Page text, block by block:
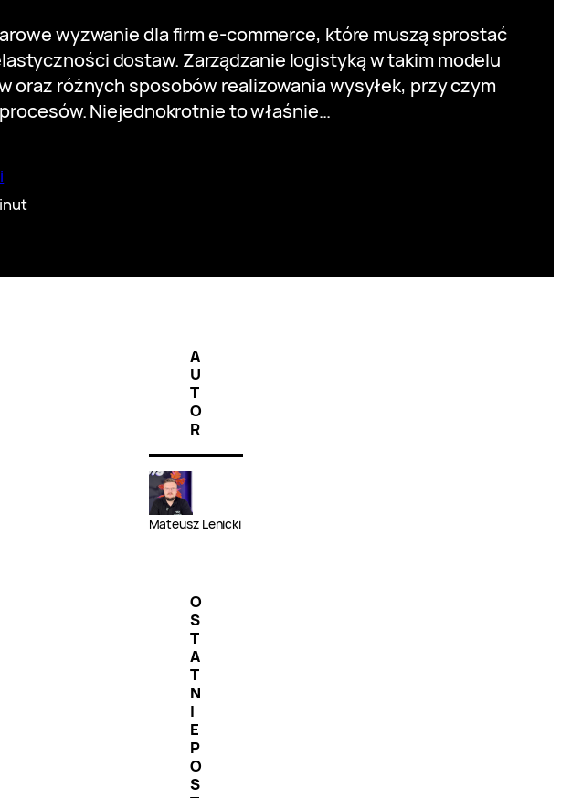
wyzwanie dla firm e-commerce, które muszą sprostać
dostaw. Zarządzanie logistyką w takim modelu
oraz różnych sposobów realizowania wysyłek, przy czym
Niejednokrotnie to właśnie…
A
U
T
O
R
Mateusz Lenicki
O
S
T
A
T
N
I
E
P
O
S